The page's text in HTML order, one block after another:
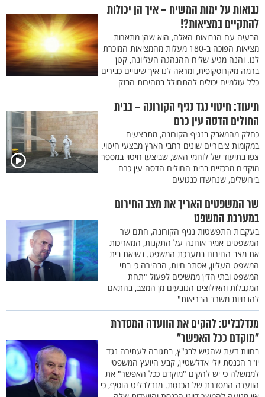
נבואות על ימות המשיח – איך הן יכולות
להתקיים במציאות?!
הבעיה עם הנבואות האלה, הוא שהן מתארות
מציאות הפוכה ב-180 מעלות מהמציאות המוכרת
לנו. והנה מגיע שליח ההנהגה העליונה, קטן
ברמה מיקרוסקופית, ומראה לנו איך שינויים כבירים
כלל עולמיים יכולים להתחולל במהירות הבזק
תיעוד: חיטוי נגד נגיף הקורונה – בבית
החולים הדסה עין כרם
כחלק מהמאבק בנגיף הקורונה, מתבצעים
במקומות ציבוריים שונים רחבי הארץ מבצעי חיטוי.
צפו בתיעוד של לוחמי האש, שביצעו חיטוי במספר
מוקדים מרכזיים בבית החולים הדסה עין כרם
בירושלים, שנחשדו כנגועים
שר המשפטים האריך את מצב החירום
במערכת המשפט
בעקבות התפשטות נגיף הקורונה, חתם שר
המשפטים אמיר אוחנה על התקנות, המאריכות
את מצב החירום במערכת המשפט. נשיאת בית
המשפט העליון, אסתר חיות, הבהירה כי בתי
המשפט ובתי הדין ממשיכים לפעול "תחת
המגבלות והאילוצים הנובעים מן המצב, בהתאם
להנחיות משרד הבריאות"
מנדלבליט: להקים את הוועדה המסדרת
"מוקדם ככל האפשר"
בחוות דעת שהגיש לבג"ץ, בתגובה לעתירה נגד
יו"ר הכנסת יולי אדלשטיין, קבע היועץ המשפטי
לממשלה כי יש להקים "מוקדם ככל האפשר" את
הוועדה המסדרת של הכנסת. מנדלבליט הוסיף, כי